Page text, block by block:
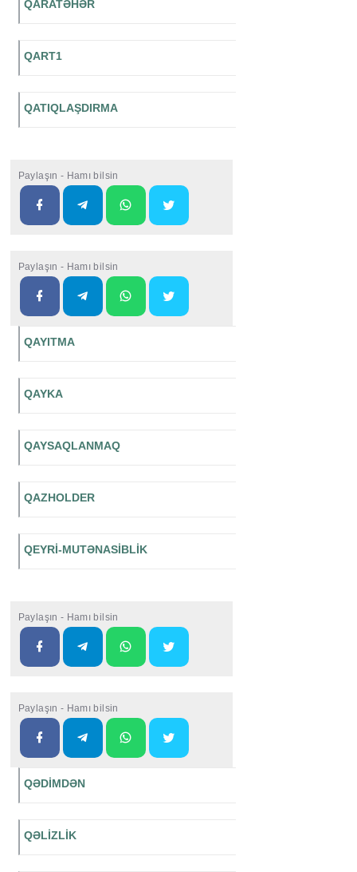
QARATƏHƏR
QART1
QATIQLAŞDIRMA
Paylaşın - Hamı bilsin
Paylaşın - Hamı bilsin
QAYITMA
QAYKA
QAYSAQLANMAQ
QAZHOLDER
QEYRİ-MUTƏNASİBLİK
Paylaşın - Hamı bilsin
Paylaşın - Hamı bilsin
QƏDİMDƏN
QƏLİZLİK